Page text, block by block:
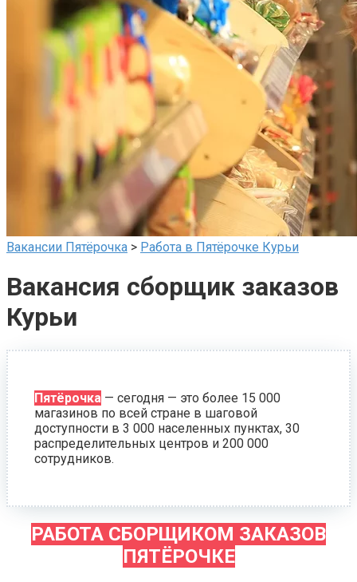
Вакансии Пятёрочка > Работа в Пятёрочке Курьи
Вакансия сборщик заказов
Курьи
Пятёрочка — сегодня — это более 15 000
магазинов по всей стране в шаговой
доступности в 3 000 населенных пунктах, 30
распределительных центров и 200 000
сотрудников.
РАБОТА СБОРЩИКОМ ЗАКАЗОВ
ПЯТЁРОЧКЕ